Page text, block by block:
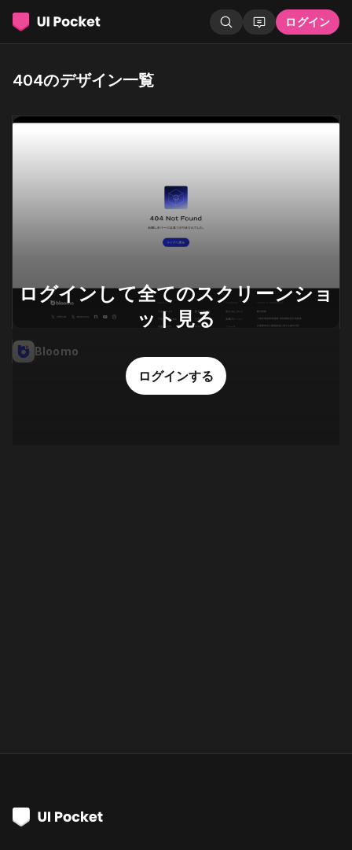
ログイン
404のデザイン一覧
Bloomo
ログインして全てのスクリーンショ
ット見る
ログインする